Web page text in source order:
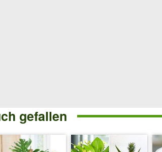
gefallen